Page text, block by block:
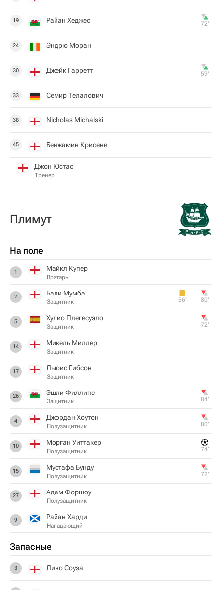
19 Райан Хеджес 72‎’‎
24 Эндрю Моран
30 Джейк Гарретт 59‎’‎
33 Семир Телалович
38 Nicholas Michalski
45 Бенжамин Крисене
Джон Юстас
Тренер
Плимут
На поле
1 Майкл Купер
Вратарь
2 Бали Мумба
Защитник 56‎’‎ 80‎’‎
5 Хулио Плегесуэло
Защитник 72‎’‎
14 Микель Миллер
Защитник
17 Льюис Гибсон
Защитник
26 Эшли Филлипс
Защитник 84‎’‎
4 Джордан Хоутон
Полузащитник 80‎’‎
10 Морган Уиттакер
Полузащитник 74‎’‎
15 Мустафа Бунду
Полузащитник 72‎’‎
27 Адам Форшоу
Полузащитник
9 Райан Харди
Нападающий
Запасные
3 Лино Соуза